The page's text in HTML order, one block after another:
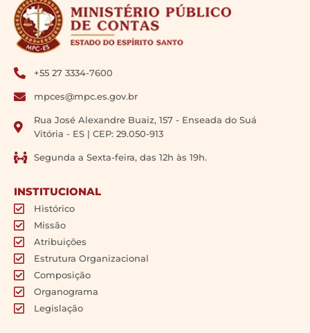
+55 27 3334-7600
mpces@mpc.es.gov.br
Rua José Alexandre Buaiz, 157 - Enseada do Suá
Vitória - ES | CEP: 29.050-913
Segunda a Sexta-feira, das 12h às 19h.
INSTITUCIONAL
Histórico
Missão
Atribuições
Estrutura Organizacional
Composição
Organograma
Legislação